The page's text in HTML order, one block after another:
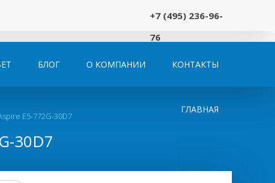
+7 (495) 236-96-
76
КОНТАКТЫ
О КОМПАНИИ
БЛОГ
ГЛАВНАЯ
E5-772G-30D7
30D7